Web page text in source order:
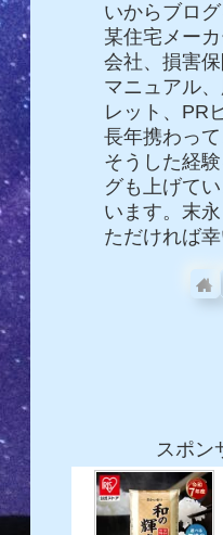
いからブログ
某住宅メー
会社、損害
マニュアル
レット、PR
長年携わって
そうした経
グも上げて
います。末
ただければ幸
スポン